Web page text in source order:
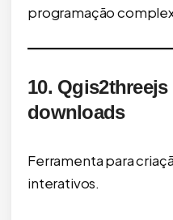
programação
10.
downloads
Ferramenta para
interativos.